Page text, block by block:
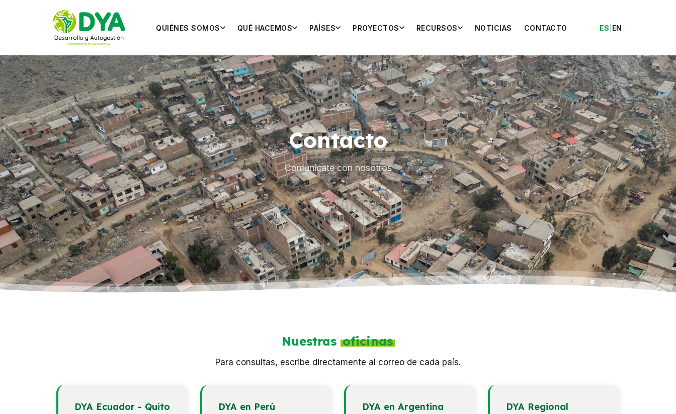
QUIÉNES SOMOS QUÉ HACEMOS PAÍSES PROYECTOS RECURSOS NOTICIAS CONTACTO ES EN
Contacto
Comunícate con nosotros
Nuestras oficinas
Para consultas, escribe directamente al correo de cada país.
DYA Ecuador - Quito DYA en Perú DYA en Argentina DYA Regional